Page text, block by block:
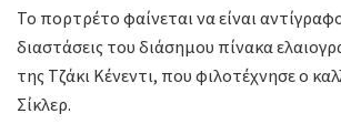
Το πορτρέτο φαίνεται να είναι
διαστάσεις του διάσημου πίνακα
της Τζάκι Κένεντι, που φιλοτέχνησε ο
Σίκλερ.